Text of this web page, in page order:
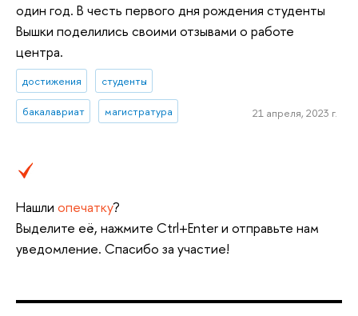
один год. В честь первого дня рождения студенты
Вышки поделились своими отзывами о работе
центра.
достижения студенты
бакалавриат магистратура 21 апреля, 2023 г.
Нашли опечатку?
Выделите её, нажмите Ctrl+Enter и отправьте нам
уведомление. Спасибо за участие!